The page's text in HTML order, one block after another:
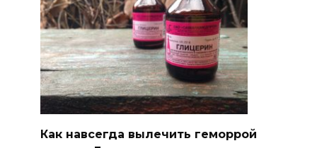
Как навсегда вылечить геморрой